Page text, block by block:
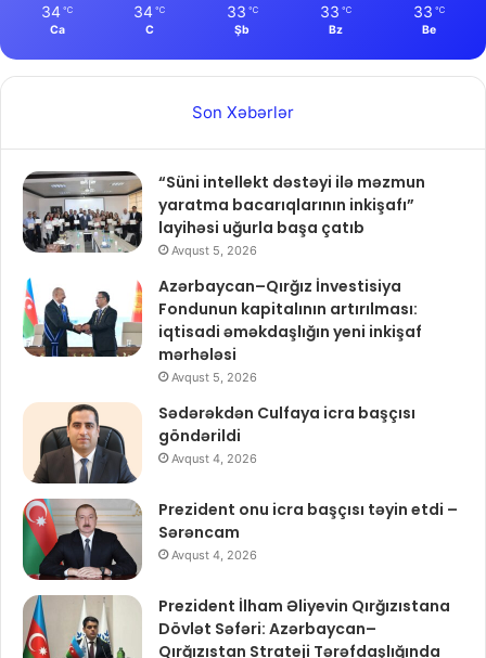
34 ℃
Ca
34 ℃
C
33 ℃
Şb
33 ℃
Bz
33 ℃
Be
Son Xəbərlər
“Süni intellekt dəstəyi ilə məzmun
yaratma bacarıqlarının inkişafı”
layihəsi uğurla başa çatıb
Avqust 5, 2026
Azərbaycan–Qırğız İnvestisiya
Fondunun kapitalının artırılması:
iqtisadi əməkdaşlığın yeni inkişaf
mərhələsi
Avqust 5, 2026
Sədərəkdən Culfaya icra başçısı
göndərildi
Avqust 4, 2026
Prezident onu icra başçısı təyin etdi –
Sərəncam
Avqust 4, 2026
Prezident İlham Əliyevin Qırğızıstana
Dövlət Səfəri: Azərbaycan–
Qırğızıstan Strateji Tərəfdaşlığında